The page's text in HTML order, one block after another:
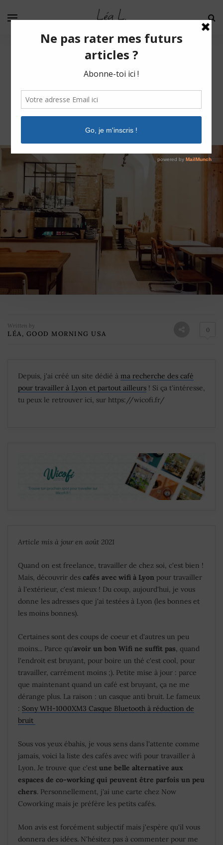
J'AI TESTÉ / LYON
freelances : Mon avis, mes adresses !
Written by
LÉA, GOOD MORNING USA 0
Depuis, j'ai créé un site dédié à ma recherche des café
pour travailler à Lyon et partout ailleurs ! Si ça t'intéresse,
tu peux le retrouver ici, sur https://wicofi.fr/
Article mis à jour en août 2021
Quand on est freelance, travailler de chez soi, c'est bien !
Mais, découvrir des cafés avec wifi à Lyon pour travailler
à l'extérieur, c'est mieux ! Du coup, aujourd'hui, je vous
donne les adresses que j'ai testées à Lyon (les bonnes et
les moins bonnes).
Certaines sont des coups de coeur et d'autres un peu
moins... Parce qu'avoir un bon Wifi ne suffit pas, quand
l'endroit est bruyant, pour boire un thé c'est cool, pour
travailler, carrément moins ;). Petite mise à jour : parce
que maintenant quand un café est bruyant, ça ne me
dérange plus. La raison : un casque anti bruit. Le fameux
: Sony WH-1000XM3 Casque Bluetooth à réduction de
bruit
Sous vos yeux ébahis, je vous sens dans l'attente comme
jamais, voici la liste des cafés avec wifi pour travailler à
Lyon. Je trouve que c'est une belle alternative aux
espaces de co-working qui peuvent être parfois un peu
chers. Personnellement, j'ai une carte chez Now
Coworking mais je préfère les petits cafés.
Mon avis est forcément subjectif mais j'espère qu'il vous
donnera des idées. N'hésitez pas à commenter pour me